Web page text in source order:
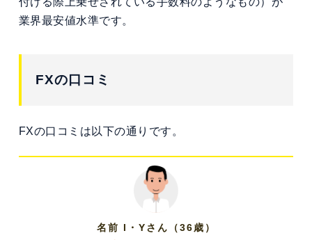
業界最安値水準です。
FXの口コミ
FXの口コミは以下の通りです。
名前 I・Yさん（36歳）